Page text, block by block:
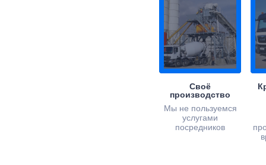
Своё
производство
Мы не пользуемся
услугами
посредников